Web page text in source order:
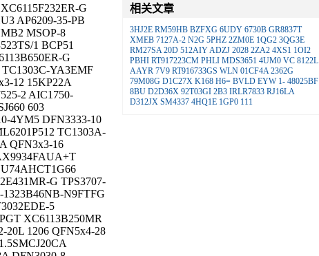
G
AP6209-35-PB
MSOP-8
1 BCP51
G
YA3EMF
12 15KP22A
2 AIC1750-
603
4YM5 DFN3333-10
TC1303A-
QFN3x3-16
G TPS3707-
N9FTFG
5
XC6113B250MR
20L 1206 QFN5x4-28
相关文章
3HJ2E RM59HB BZFXG 6UDY 6730B GR8837T
XMEB 7127A-2 N2G 5PHZ 2ZM0E 1QG2 3QG3E
RM27SA 20D 512AIYADZJ 2028 2ZA2 4XS1 1OI2
PBHI RT917223CM PHLI MDS3651 4UM0 VC 8122L
AAYR 7V9 RT916733GS WLN 01CF4A 2362G
79M08G D1C27X K168 H6= BVLD EYW 1- 48025BF
8BU D2D36X 92T03GI 2B3 IRLR7833 RJ16LA
D312JX SM4337 4HQ1E 1GP0 111